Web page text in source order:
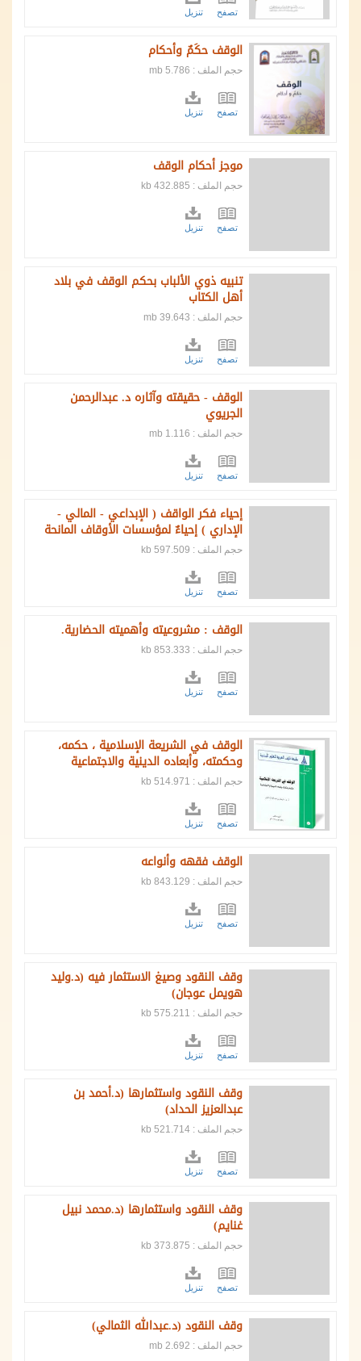
تصفح تنزيل
الوقف حكَمٌ وأحكام
حجم الملف : 5.786 mb
تصفح تنزيل
موجز أحكام الوقف
حجم الملف : 432.885 kb
تصفح تنزيل
تنبيه ذوي الألباب بحكم الوقف في بلاد
أهل الكتاب
حجم الملف : 39.643 mb
تصفح تنزيل
الوقف - حقيقته وآثاره د. عبدالرحمن
الجريوي
حجم الملف : 1.116 mb
تصفح تنزيل
إحياء فكر الواقف ( الإبداعي - المالي -
الإداري ) إحياءٌ لمؤسسات الأوقاف المانحة
حجم الملف : 597.509 kb
تصفح تنزيل
الوقف : مشروعيته وأهميته الحضارية.
حجم الملف : 853.333 kb
تصفح تنزيل
الوقف في الشريعة الإسلامية ، حكمه،
وحكمته، وأبعاده الدينية والاجتماعية
حجم الملف : 514.971 kb
تصفح تنزيل
الوقف فقهه وأنواعه
حجم الملف : 843.129 kb
تصفح تنزيل
وقف النقود وصيغ الاستثمار فيه (د.وليد
هويمل عوجان)
حجم الملف : 575.211 kb
تصفح تنزيل
وقف النقود واستثمارها (د.أحمد بن
عبدالعزيز الحداد)
حجم الملف : 521.714 kb
تصفح تنزيل
وقف النقود واستثمارها (د.محمد نبيل
غنايم)
حجم الملف : 373.875 kb
تصفح تنزيل
وقف النقود (د.عبدالله الثمالي)
حجم الملف : 2.692 mb